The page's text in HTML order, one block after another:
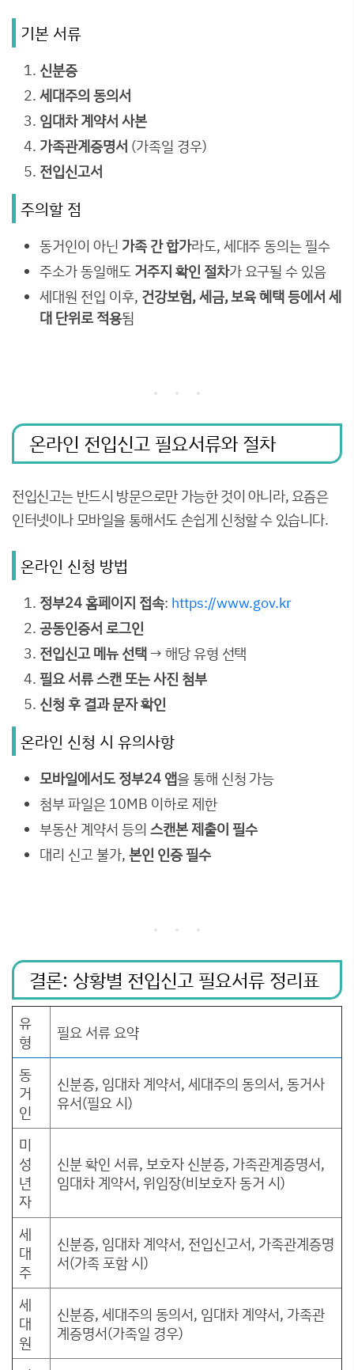
기본 서류
신분증
세대주의 동의서
임대차 계약서 사본
가족관계증명서 (가족일 경우)
전입신고서
주의할 점
동거인이 아닌 가족 간 합가라도, 세대주 동의는 필수
주소가 동일해도 거주지 확인 절차가 요구될 수 있음
세대원 전입 이후, 건강보험, 세금, 보육 혜택 등에서 세
대 단위로 적용됨
온라인 전입신고 필요서류와 절차
전입신고는 반드시 방문으로만 가능한 것이 아니라, 요즘은
인터넷이나 모바일을 통해서도 손쉽게 신청할 수 있습니다.
온라인 신청 방법
정부24 홈페이지 접속: https://www.gov.kr
공동인증서 로그인
전입신고 메뉴 선택→ 해당 유형 선택
필요 서류 스캔 또는 사진 첨부
신청 후 결과 문자 확인
온라인 신청 시 유의사항
모바일에서도 정부24 앱을 통해 신청 가능
첨부 파일은 10MB 이하로 제한
부동산 계약서 등의 스캔본 제출이 필수
대리 신고 불가, 본인 인증 필수
결론: 상황별 전입신고 필요서류 정리표
유
형
필요 서류 요약
동
거
인
신분증, 임대차 계약서, 세대주의 동의서, 동거사
유서(필요 시)
미
성
년
자
신분 확인 서류, 보호자 신분증, 가족관계증명서,
임대차 계약서, 위임장(비보호자 동거 시)
세
대
주
신분증, 임대차 계약서, 전입신고서, 가족관계증명
서(가족 포함 시)
세
대
원
신분증, 세대주의 동의서, 임대차 계약서, 가족관
계증명서(가족일 경우)